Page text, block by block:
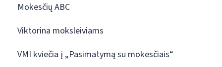
Mokesčių ABC
Viktorina moksleiviams
VMI kviečia į „Pasimatymą su mokesčiais“